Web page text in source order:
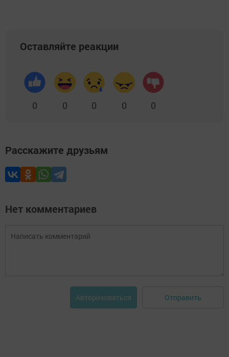
Оставляйте реакции
0 0 0 0 0
Расскажите друзьям
Нет комментариев
Авторизоваться Отправить